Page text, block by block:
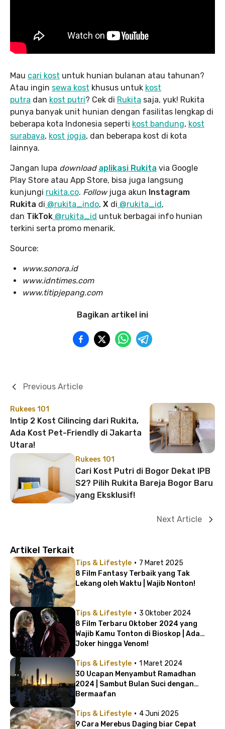
Mau cari kost untuk hunian bulanan atau tahunan?
Atau ingin sewa kost khusus untuk kost
putra dan kost putri? Cek di Rukita saja, yuk! Rukita
punya banyak unit hunian dengan fasilitas lengkap di
beberapa kota Indonesia seperti kost bandung, kost
surabaya, kost jogja, dan beberapa kost di kota
lainnya.
Jangan lupa download aplikasi Rukita via Google
Play Store atau App Store, bisa juga langsung
kunjungi rukita.co. Followjuga akun Instagram
Rukita di @rukita_indo, X di @rukita_id,
dan TikTok @rukita_id untuk berbagai info hunian
terkini serta promo menarik.
Source:
www.sonora.id
www.idntimes.com
www.titipjepang.com
Bagikan artikel ini
Rukees 101
Intip 2 Kost Cilincing dari Rukita,
Ada Kost Pet-Friendly di Jakarta
Utara!
Previous Article
Rukees 101
Cari Kost Putri di Bogor Dekat IPB
S2? Pilih Rukita Bareja Bogor Baru
yang Eksklusif!
Next Article
Artikel Terkait
Tips & Lifestyle · 7 Maret 2025
8 Film Fantasy Terbaik yang Tak
Lekang oleh Waktu | Wajib Nonton!
Tips & Lifestyle · 3 Oktober 2024
8 Film Terbaru Oktober 2024 yang
Wajib Kamu Tonton di Bioskop | Ada
Joker hingga Venom!
Tips & Lifestyle · 1 Maret 2024
30 Ucapan Menyambut Ramadhan
2024 | Sambut Bulan Suci dengan
Bermaafan
Tips & Lifestyle · 4 Juni 2025
9 Cara Merebus Daging biar Cepat